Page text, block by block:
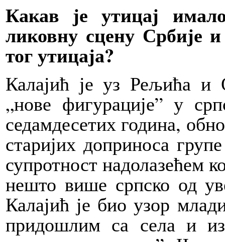
Какав је утицај
ликовну сцену Србије
тог утицаја?
Калајић је уз Рељића и
„нове фигурације” у
седамдесетих година,
старијих доприноса
супротност надолазећем
нешто више српско од
Калајић је био узор
придошлим са села и